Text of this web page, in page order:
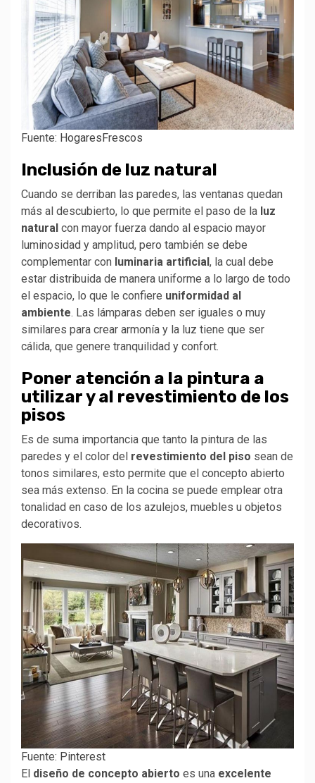
Fuente: HogaresFrescos
Inclusión de luz natural
Cuando se derriban las paredes, las ventanas quedan
más al descubierto, lo que permite el paso de la luz
natural con mayor fuerza dando al espacio mayor
luminosidad y amplitud, pero también se debe
complementar con luminaria artificial , la cual debe
estar distribuida de manera uniforme a lo largo de todo
el espacio, lo que le confiere uniformidad al
ambiente. Las lámparas deben ser iguales o muy
similares para crear armonía y la luz tiene que ser
cálida, que genere tranquilidad y confort.
Poner atención a la pintura a
utilizar y al revestimiento de los
pisos
Es de suma importancia que tanto la pintura de las
paredes y el color del revestimiento del piso sean de
tonos similares, esto permite que el concepto abierto
sea más extenso. En la cocina se puede emplear otra
tonalidad en caso de los azulejos, muebles u objetos
decorativos.
Fuente: Pinterest
El diseño de concepto abierto es una excelente